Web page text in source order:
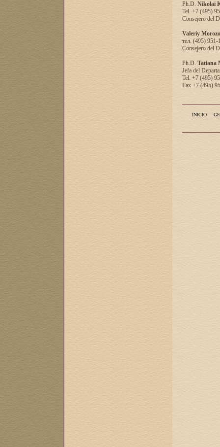
Ph.D. Nikolai
Tel. +7 (495)
Consejero del
Valeriy
тел. (495) 951-
Consejero del
Ph.D. Tatiana
Jefa del
Tel. +7 (495)
Fax +7 (495)
INICIO